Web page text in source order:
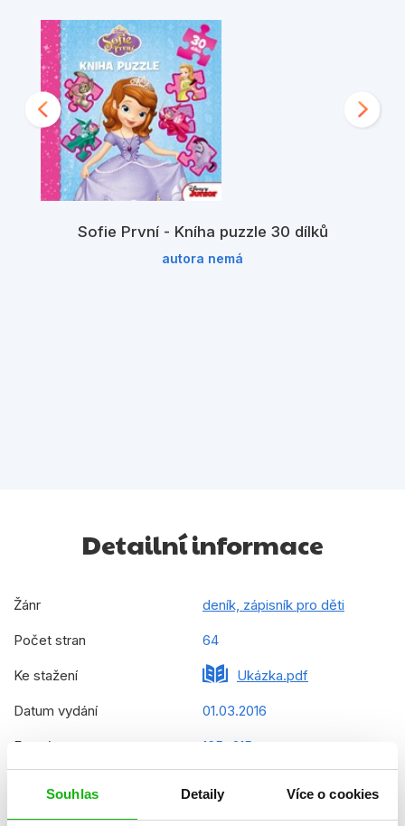
Souhlas Detaily Více o cookies
Sofie První - Kníha puzzle 30 dílků
autora nemá
Detailní informace
Žánr deník, zápisník pro děti
Počet stran 64
Ke stažení Ukázka.pdf
Datum vydání 01.03.2016
Formát 165x215 mm
Jazyk čeština